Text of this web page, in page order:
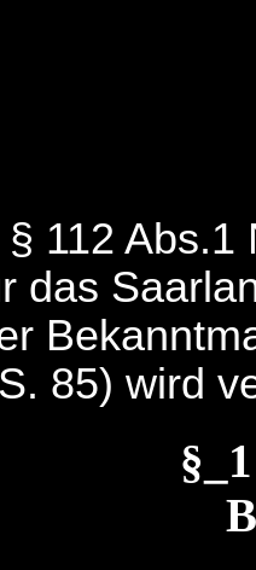
112 Abs.1
das
85) wird